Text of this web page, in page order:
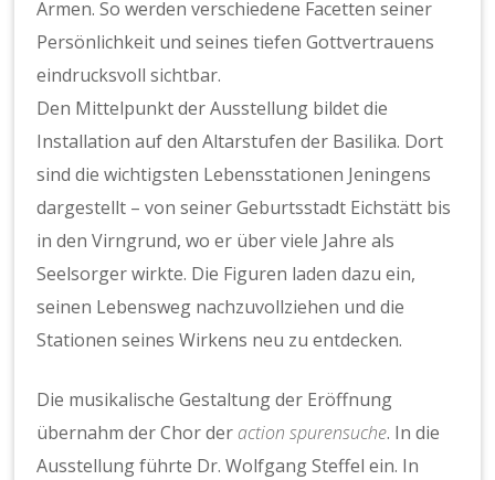
Armen. So werden verschiedene Facetten seiner
Persönlichkeit und seines tiefen Gottvertrauens
eindrucksvoll sichtbar.
Den Mittelpunkt der Ausstellung bildet die
Installation auf den Altarstufen der Basilika. Dort
sind die wichtigsten Lebensstationen Jeningens
dargestellt – von seiner Geburtsstadt Eichstätt bis
in den Virngrund, wo er über viele Jahre als
Seelsorger wirkte. Die Figuren laden dazu ein,
seinen Lebensweg nachzuvollziehen und die
Stationen seines Wirkens neu zu entdecken.
Die musikalische Gestaltung der Eröffnung
übernahm der Chor deraction spurensuche. In die
Ausstellung führte Dr. Wolfgang Steffel ein. In